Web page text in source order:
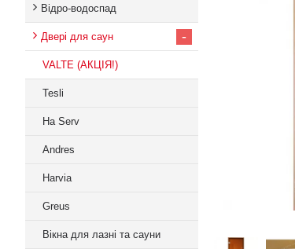
Відро-водоспад
Двері для саун -
VALTE (АКЦІЯ!)
Tesli
Ha Serv
Andres
Harvia
Greus
Вікна для лазні та сауни